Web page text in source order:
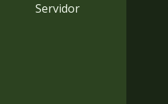
Servidor